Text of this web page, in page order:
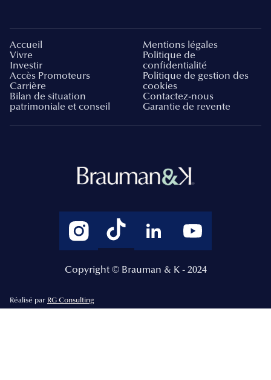
Accueil
Vivre
Investir
Accès Promoteurs
Carrière
Bilan de situation
patrimoniale et conseil
Mentions légales
Politique de
confidentialité
Politique de gestion des
cookies
Contactez-nous
Garantie de revente
Copyright © Brauman & K - 2024
Réalisé par RG Consulting